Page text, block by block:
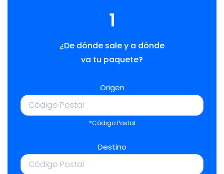
1
¿De dónde sale y a dónde
va tu paquete?
Origen
*Código Postal
Destino